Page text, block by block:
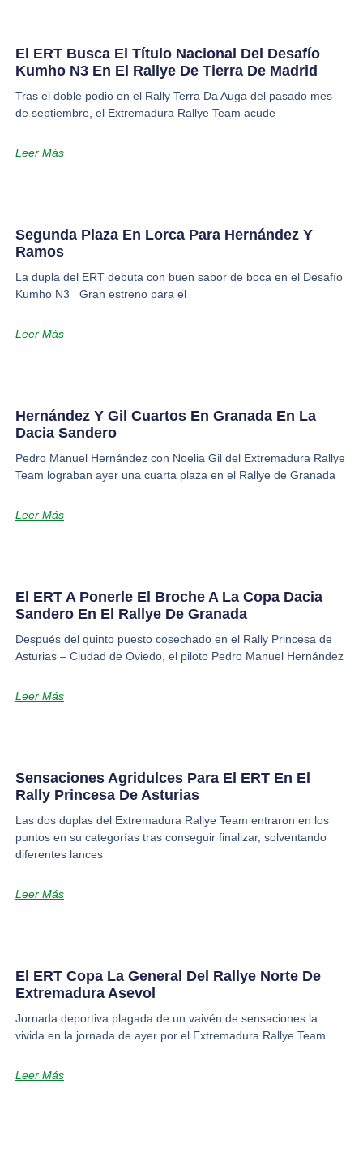
El ERT Busca El Título Nacional Del Desafío
Kumho N3 En El Rallye De Tierra De Madrid
Tras el doble podio en el Rally Terra Da Auga del pasado mes
de septiembre, el Extremadura Rallye Team acude
Leer Más
Segunda Plaza En Lorca Para Hernández Y
Ramos
La dupla del ERT debuta con buen sabor de boca en el Desafío
Kumho N3 Gran estreno para el
Leer Más
Hernández Y Gil Cuartos En Granada En La
Dacia Sandero
Pedro Manuel Hernández con Noelia Gil del Extremadura Rallye
Team lograban ayer una cuarta plaza en el Rallye de Granada
Leer Más
El ERT A Ponerle El Broche A La Copa Dacia
Sandero En El Rallye De Granada
Después del quinto puesto cosechado en el Rally Princesa de
Asturias – Ciudad de Oviedo, el piloto Pedro Manuel Hernández
Leer Más
Sensaciones Agridulces Para El ERT En El
Rally Princesa De Asturias
Las dos duplas del Extremadura Rallye Team entraron en los
puntos en su categorías tras conseguir finalizar, solventando
diferentes lances
Leer Más
El ERT Copa La General Del Rallye Norte De
Extremadura Asevol
Jornada deportiva plagada de un vaivén de sensaciones la
vivida en la jornada de ayer por el Extremadura Rallye Team
Leer Más